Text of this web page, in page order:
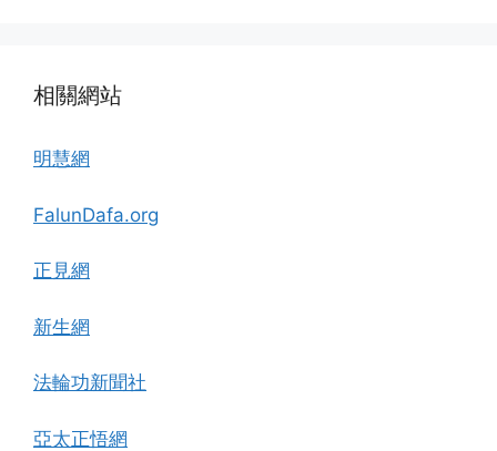
相關網站
明慧網
FalunDafa.org
正見網
新生網
法輪功新聞社
亞太正悟網